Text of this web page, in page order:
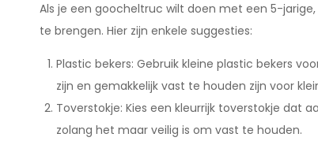
Als je een goocheltruc wilt doen met een 5-
te brengen. Hier zijn enkele suggesties:
Plastic bekers: Gebruik kleine plastic bekers
zijn en gemakkelijk vast te houden zijn voor
Toverstokje: Kies een kleurrijk toverstokje dat
zolang het maar veilig is om vast te houden.